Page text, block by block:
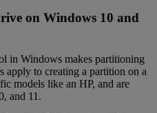
on Windows 10 and
in Windows makes partitioning
apply to creating a partition on a
models like an HP, and are
and 11.